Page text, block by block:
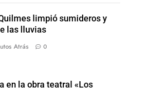
limpió sumideros y
las lluvias
Atrás 0
en la obra teatral «Los